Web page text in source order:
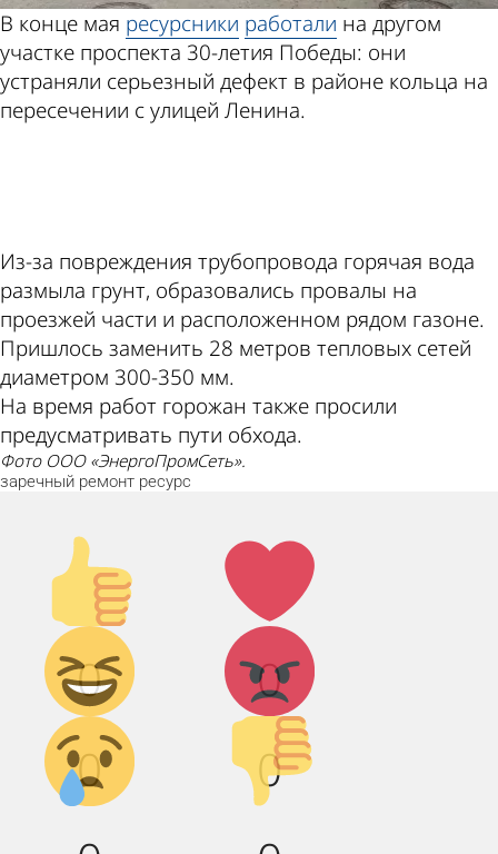
В конце мая ресурсники работали на другом
участке проспекта 30-летия Победы: они
устраняли серьезный дефект в районе кольца на
пересечении с улицей Ленина.
Из-за повреждения трубопровода горячая вода
размыла грунт, образовались провалы на
проезжей части и расположенном рядом газоне.
Пришлось заменить 28 метров тепловых сетей
диаметром 300-350 мм.
На время работ горожан также просили
предусматривать пути обхода.
Фото ООО «ЭнергоПромСеть».
заречный ремонт ресурс
Палец
вверх!
0
Лайк!
0
Дикий
смех!
0
Агрессия!
0
Грусть :(
Палец
вниз!